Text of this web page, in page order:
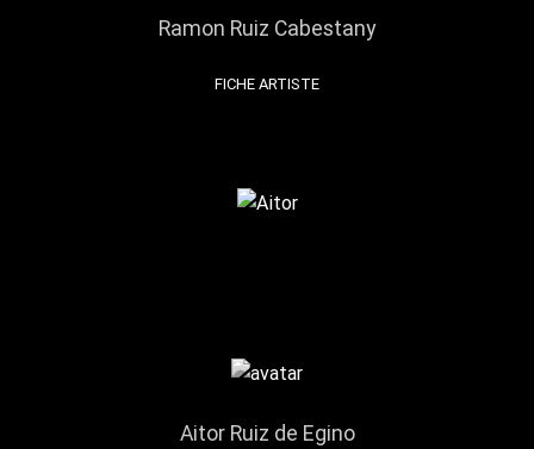
Ramon Ruiz Cabestany
FICHE ARTISTE
Aitor Ruiz de Egino